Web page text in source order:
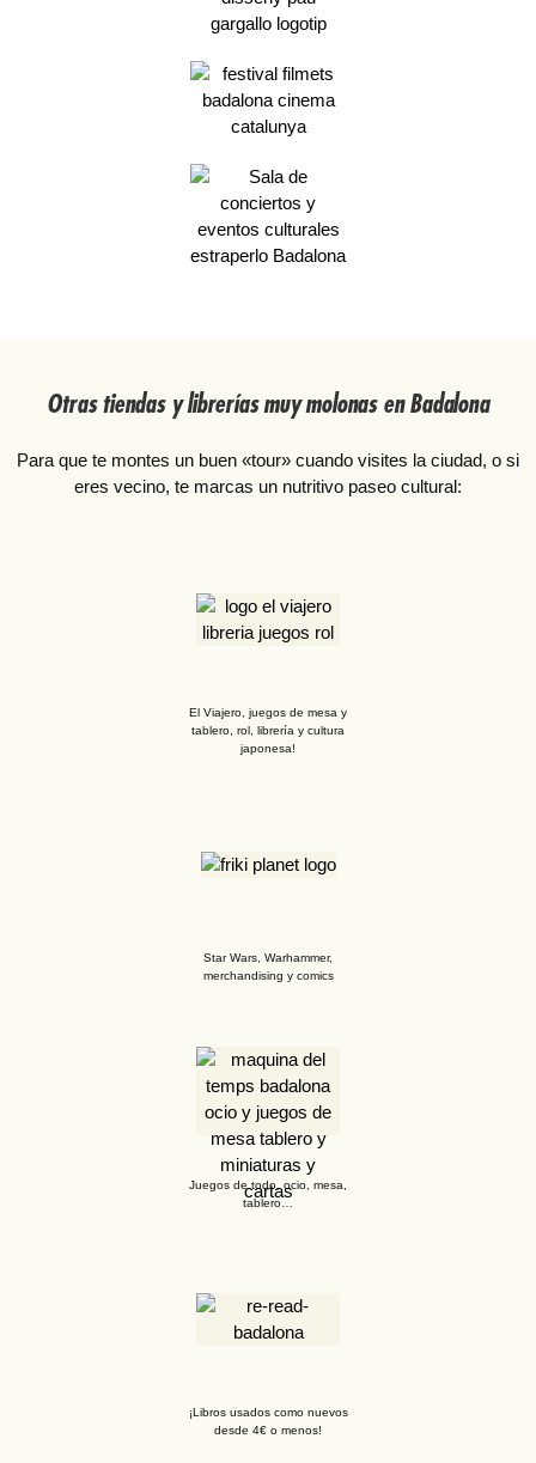
Otras tiendas y librerías muy molonas en Badalona
Para que te montes un buen «tour» cuando visites la ciudad, o si
eres vecino, te marcas un nutritivo paseo cultural:
El Viajero, juegos de mesa y
tablero, rol, librería y cultura
japonesa!
Star Wars, Warhammer,
merchandising y comics
Juegos de todo, ocio, mesa,
tablero…
¡Libros usados como nuevos
desde 4€ o menos!